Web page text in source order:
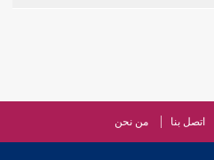
اتصل بنا من نحن